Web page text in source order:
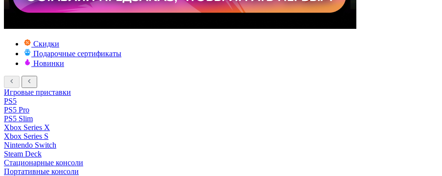
Скидки
Подарочные сертификаты
Новинки
Игровые приставки
PS5
PS5 Pro
PS5 Slim
Xbox Series X
Xbox Series S
Nintendo Switch
Steam Deck
Стационарные консоли
Портативные консоли